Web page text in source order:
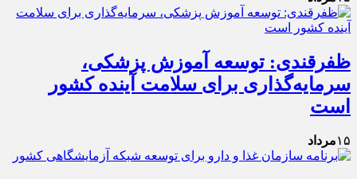
ظفرقندی: توسعه آموزش پزشکی،
سرمایه‌گذاری برای سلامت آینده کشور
است
۱۵مرداد